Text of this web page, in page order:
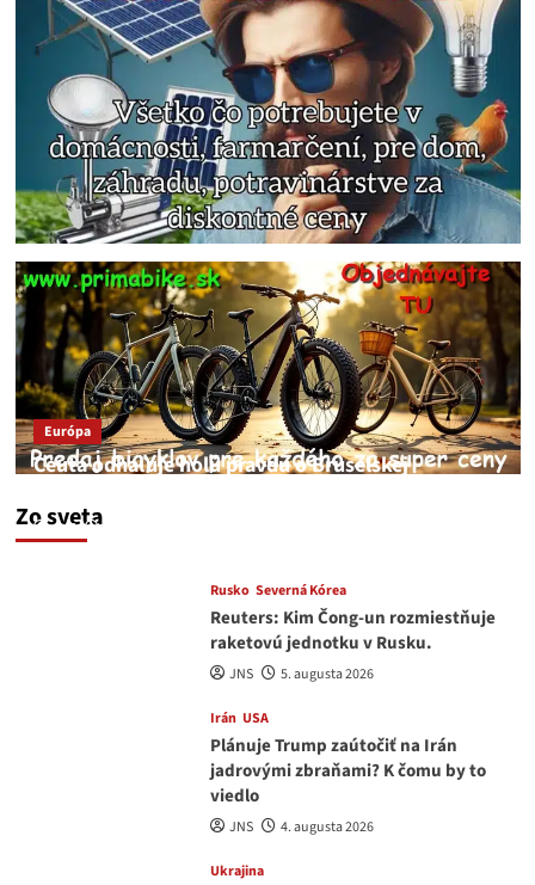
Zo sveta
Európa
Ceuta odhaľuje holú pravdu o Bruselskej
JNS
Rusko Severná Kórea
Reuters: Kim Čong-un rozmiestňuje
raketovú jednotku v Rusku.
JNS 5. augusta 2026
Irán USA
Plánuje Trump zaútočiť na Irán
jadrovými zbraňami? K čomu by to
viedlo
JNS 4. augusta 2026
Ukrajina